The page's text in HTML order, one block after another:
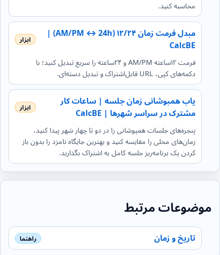
محاسبه کنید.
مبدل فرمت زمان ۱۲/۲۴ (AM/PM ↔ 24h) |
CalcBE
فرمت ۱۲ساعته AM/PM و ۲۴ساعته را سریع تبدیل کنید؛ با
دکمه‌های کپی، URL قابل‌اشتراک و تبدیل دسته‌ای.
یاب همپوشانی زمان جلسه | ساعات کار
مشترک در سراسر شهرها | CalcBE
پنجره‌های جلسات همپوشانی را در دو تا چهار شهر پیدا کنید،
زمان‌های محلی را مقایسه کنید و بهترین جایگاه نامزد را بدون باز
کردن یک برنامه‌ریز جلسه کامل به اشتراک بگذارید.
موضوعات مرتبط
تاریخ و زمان